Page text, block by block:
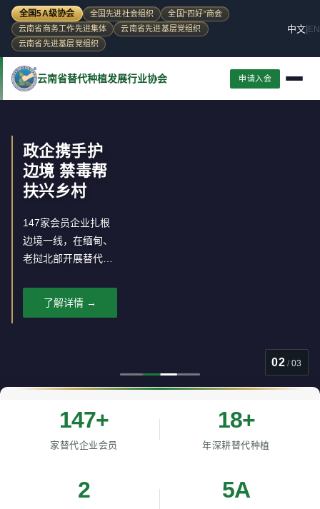
全国5A级协会 全国先进社会组织
全国“四好”商会
云南省商务工作先进集体
云南省先进基层党组织
云南省先进基层党组织
中文|EN
云南省替代种植发展行业协会 申请入会
政企携手护
边境 禁毒帮
扶兴乡村
147家会员企业扎根
边境一线，在缅甸、
老挝北部开展替代种
了解详情 →
02 / 03
147+
家替代企业会员
18+
年深耕替代种植
2 5A